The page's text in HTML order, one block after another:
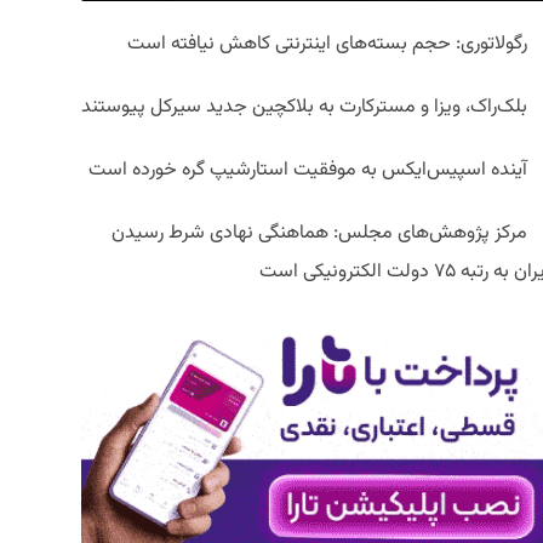
رگولاتوری: حجم بسته‌های اینترنتی کاهش نیافته است
بلک‌راک، ویزا و مسترکارت به بلاکچین جدید سیرکل پیوستند
آینده اسپیس‌ایکس به موفقیت استارشیپ گره خورده است
مرکز پژوهش‌های مجلس: هماهنگی نهادی شرط رسیدن
به رتبه ۷۵ دولت الکترونیکی است